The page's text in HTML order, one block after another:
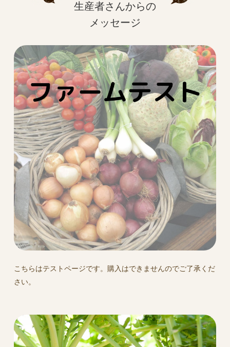
生産者さんからの
メッセージ
こちらはテストページです。購入はできませんのでご了承くだ
さい。